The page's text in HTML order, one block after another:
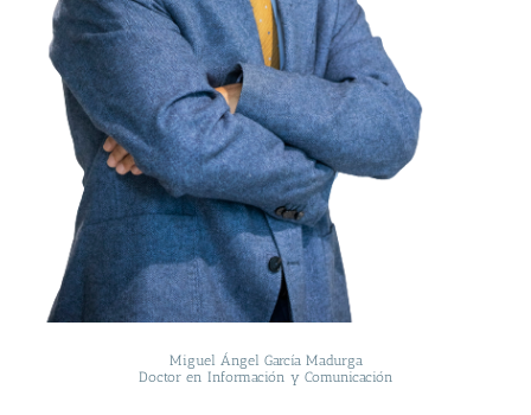
Miguel Ángel García Madurga
Doctor en Información y Comunicación